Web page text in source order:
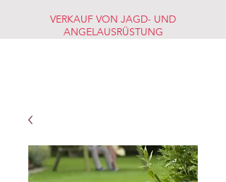
VERKAUF VON JAGD- UND
ANGELAUSRÜSTUNG